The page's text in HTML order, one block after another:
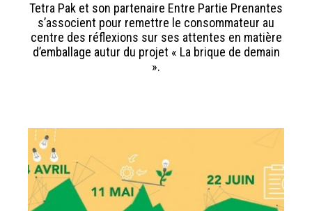
Tetra Pak et son partenaire Entre Partie Prenantes
s’associent pour remettre le consommateur au
centre des réflexions sur ses attentes en matière
d’emballage autur du projet « La brique de demain
».